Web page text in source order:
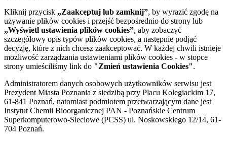
Kliknij przycisk „Zaakceptuj lub zamknij”, by wyrazić zgodę na
używanie plików cookies i przejść bezpośrednio do strony lub
„Wyświetl ustawienia plików cookies”, aby zobaczyć
szczegółowy opis typów plików cookies, a następnie podjąć
decyzję, które z nich chcesz zaakceptować. W każdej chwili istnieje
możliwość zarządzania ustawieniami plików cookies - w stopce
strony umieściliśmy link do "Zmień ustawienia Cookies".
Administratorem danych osobowych użytkowników serwisu jest
Prezydent Miasta Poznania z siedzibą przy Placu Kolegiackim 17,
61-841 Poznań, natomiast podmiotem przetwarzającym dane jest
Instytut Chemii Bioorganicznej PAN - Poznańskie Centrum
Superkomputerowo-Sieciowe (PCSS) ul. Noskowskiego 12/14, 61-
704 Poznań.